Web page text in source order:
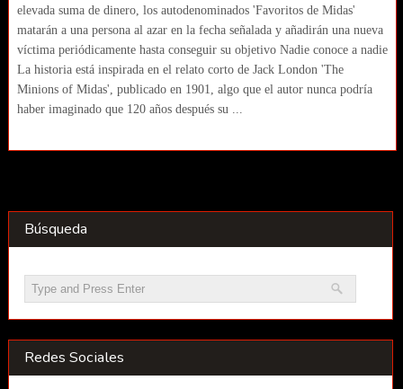
elevada suma de dinero, los autodenominados 'Favoritos de Midas'
matarán a una persona al azar en la fecha señalada y añadirán una nueva
víctima periódicamente hasta conseguir su objetivo Nadie conoce a nadie
La historia está inspirada en el relato corto de Jack London 'The
Minions of Midas', publicado en 1901, algo que el autor nunca podría
haber imaginado que 120 años después su ...
Búsqueda
Redes Sociales